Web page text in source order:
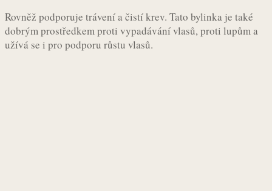
Rovněž podporuje trávení a čistí krev. Tato bylinka je také
dobrým prostředkem proti vypadávání vlasů, proti lupům a
užívá se i pro podporu růstu vlasů.